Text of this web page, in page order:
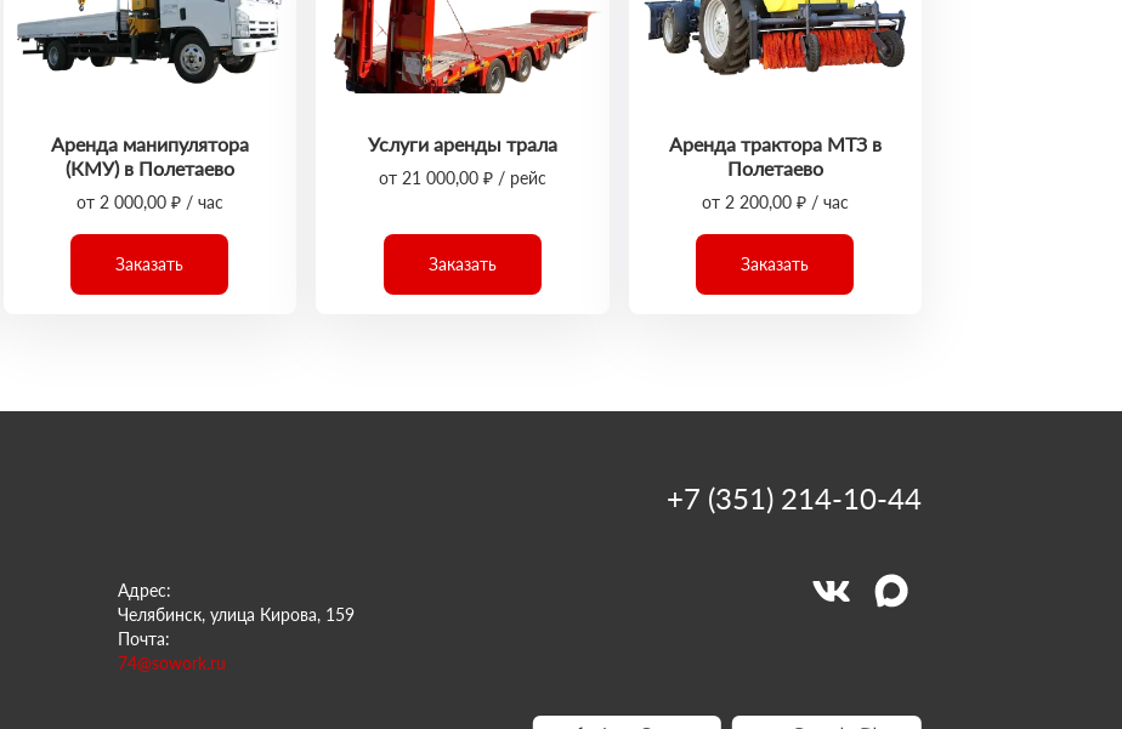
Аренда манипулятора
(КМУ) в Полетаево
от 2 000,00 ₽ / час
Заказать
Услуги аренды трала
от 21 000,00 ₽ / рейс
Заказать
Аренда трактора МТЗ в
Полетаево
от 2 200,00 ₽ / час
Заказать
Адрес:
Челябинск, улица Кирова, 159
Почта:
74@sowork.ru
+7 (351) 214-10-44